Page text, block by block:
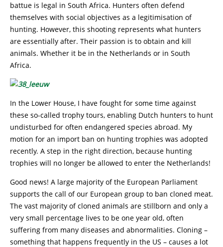
battue is legal in South Africa. Hunters often defend
themselves with social objectives as a legitimisation of
hunting. However, this shooting represents what hunters
are essentially after. Their passion is to obtain and kill
animals. Whether it be in the Netherlands or in South
Africa.
In the Lower House, I have fought for some time against
these so-called trophy tours, enabling Dutch hunters to hunt
undisturbed for often endangered species abroad. My
motion for an import ban on hunting trophies was adopted
recently. A step in the right direction, because hunting
trophies will no longer be allowed to enter the Netherlands!
Good news! A large majority of the European Parliament
supports the call of our European group to ban cloned meat.
The vast majority of cloned animals are stillborn and only a
very small percentage lives to be one year old, often
suffering from many diseases and abnormalities. Cloning –
something that happens frequently in the US – causes a lot